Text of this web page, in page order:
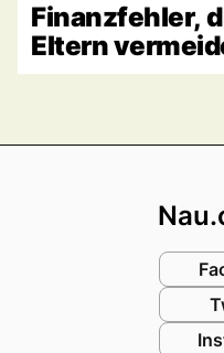
Finanzfehler,
Eltern